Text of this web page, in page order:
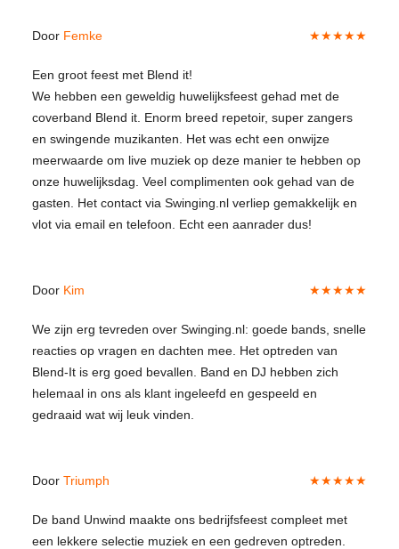
Door Femke ★★★★★
Een groot feest met Blend it!
We hebben een geweldig huwelijksfeest gehad met de
coverband Blend it. Enorm breed repetoir, super zangers
en swingende muzikanten. Het was echt een onwijze
meerwaarde om live muziek op deze manier te hebben op
onze huwelijksdag. Veel complimenten ook gehad van de
gasten. Het contact via Swinging.nl verliep gemakkelijk en
vlot via email en telefoon. Echt een aanrader dus!
Door Kim ★★★★★
We zijn erg tevreden over Swinging.nl: goede bands, snelle
reacties op vragen en dachten mee. Het optreden van
Blend-It is erg goed bevallen. Band en DJ hebben zich
helemaal in ons als klant ingeleefd en gespeeld en
gedraaid wat wij leuk vinden.
Door Triumph ★★★★★
De band Unwind maakte ons bedrijfsfeest compleet met
een lekkere selectie muziek en een gedreven optreden.